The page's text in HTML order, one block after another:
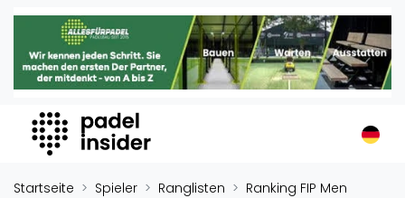
Padel Insider
Home
Organisationen
Buchungssysteme
Padel-Shops
Startseite Spieler Ranglisten
Ranking FIP Men